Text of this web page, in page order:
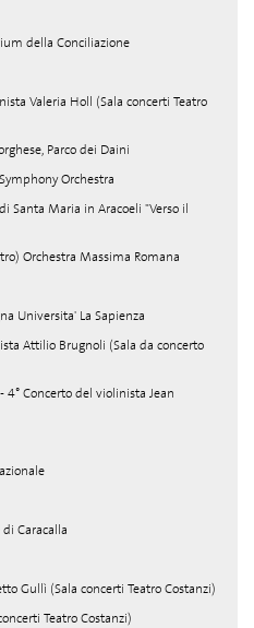
della Conciliazione
Valeria Holl (Sala concerti Teatro
Parco dei Daini
Orchestra
Santa Maria in Aracoeli "Verso il
Orchestra Massima Romana
Universita' La Sapienza
Attilio Brugnoli (Sala da concerto
Concerto del violinista Jean
Caracalla
Gullì (Sala concerti Teatro Costanzi)
Teatro Costanzi)